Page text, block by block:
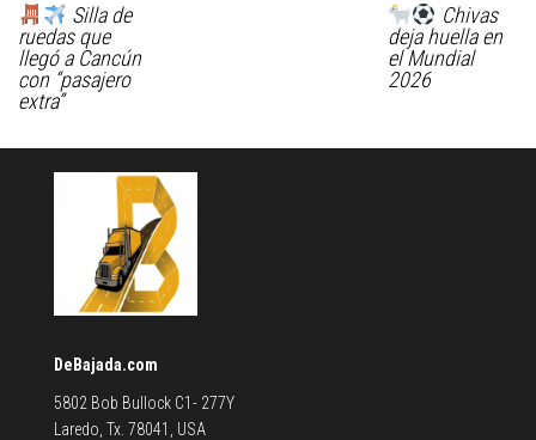
Silla de
ruedas que
llegó a Cancún
con “pasajero
extra”
Chivas
deja huella en
el Mundial
2026
DeBajada.com
5802 Bob Bullock C1- 277Y
Laredo, Tx. 78041, USA